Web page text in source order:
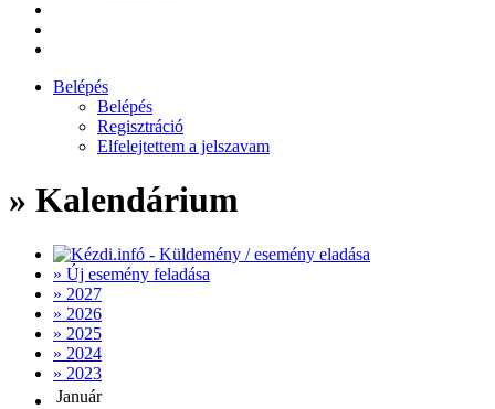
Belépés
Belépés
Regisztráció
Elfelejtettem a jelszavam
» Kalendárium
» Új esemény feladása
» 2027
» 2026
» 2025
» 2024
» 2023
Január